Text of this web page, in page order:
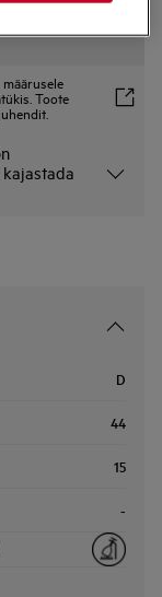
Toote
D
44
15
-